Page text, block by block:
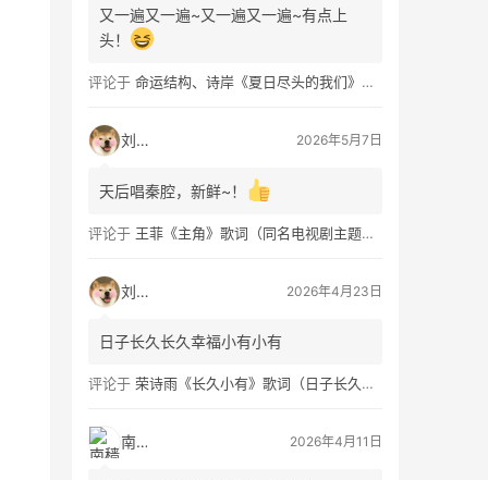
又一遍又一遍~又一遍又一遍~有点上
头！
评论于 命运结构、诗岸《夏日尽头的我们》歌词及钢琴谱免费获取
刘看山 2026年5月7日
天后唱秦腔，新鲜~！
评论于 王菲《主角》歌词（同名电视剧主题曲）
刘看山 2026年4月23日
日子长久长久幸福小有小有
评论于 荣诗雨《长久小有》歌词（日子长久幸福小有）
南穑 2026年4月11日